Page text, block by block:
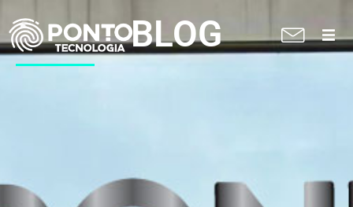
A Ponto
Blog
BLOG